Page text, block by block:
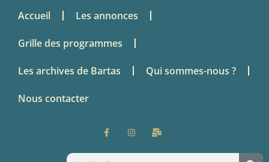
Accueil Les annonces
Grille des programmes
Les archives de Bartas Qui sommes-nous ?
Nous contacter